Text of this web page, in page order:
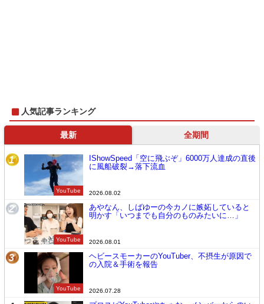
人気記事ランキング
最新 全期間
1
YouTube
IShowSpeed「空に飛ぶぞ」6000万人達成の直後
に風船破裂→落下流血
2026.08.02
2
YouTube
あやなん、しばゆーの今カノに嫉妬していると
明かす「いつまでも自分のものみたいに…」
2026.08.01
3
YouTube
ヘビースモーカーのYouTuber、不摂生が原因で
の入院＆手術を報告
2026.07.28